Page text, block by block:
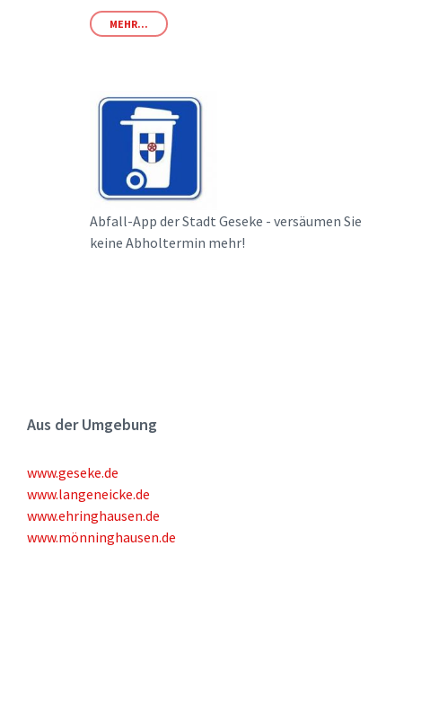
MEHR...
Abfall-App der Stadt Geseke - versäumen Sie
keine Abholtermin mehr!
Aus der Umgebung
www.geseke.de
www.langeneicke.de
www.ehringhausen.de
www.mönninghausen.de